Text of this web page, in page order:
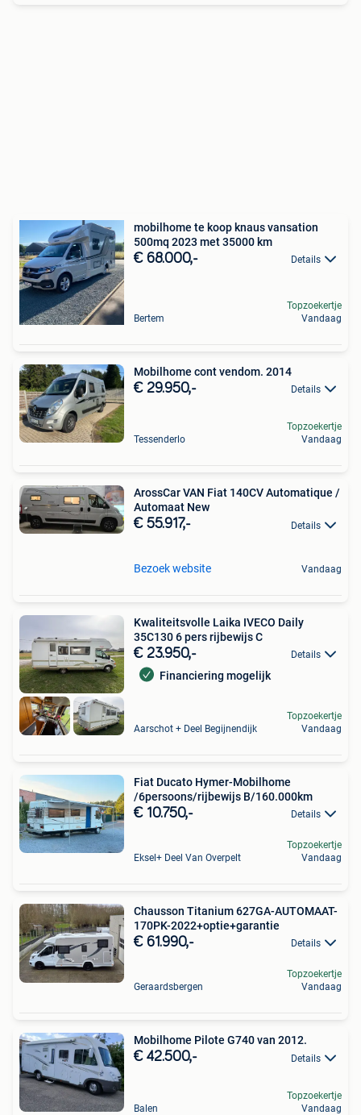
mobilhome te koop knaus vansation
500mq 2023 met 35000 km
€ 68.000,- Details
Bertem
Topzoekertje
Vandaag
Mobilhome cont vendom. 2014
€ 29.950,- Details
Tessenderlo
Topzoekertje
Vandaag
ArossCar VAN Fiat 140CV Automatique /
Automaat New
€ 55.917,- Details
Bezoek website Vandaag
Kwaliteitsvolle Laika IVECO Daily
35C130 6 pers rijbewijs C
€ 23.950,- Details
Financiering mogelijk
Aarschot + Deel Begijnendijk
Topzoekertje
Vandaag
Fiat Ducato Hymer-Mobilhome
/6persoons/rijbewijs B/160.000km
€ 10.750,- Details
Eksel+ Deel Van Overpelt
Topzoekertje
Vandaag
Chausson Titanium 627GA-AUTOMAAT-
170PK-2022+optie+garantie
€ 61.990,- Details
Geraardsbergen
Topzoekertje
Vandaag
Mobilhome Pilote G740 van 2012.
€ 42.500,- Details
Balen
Topzoekertje
Vandaag